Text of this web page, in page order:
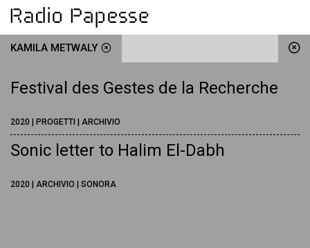
KAMILA METWALY
Festival des Gestes de la Recherche
2020 | PROGETTI | ARCHIVIO
Sonic letter to Halim El-Dabh
2020 | ARCHIVIO | SONORA